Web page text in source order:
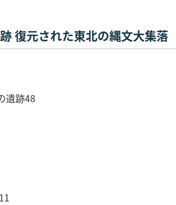
復元された東北の縄文大集落
遺跡48